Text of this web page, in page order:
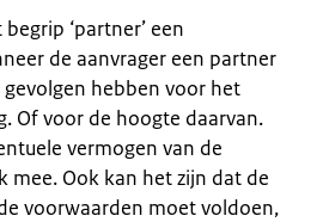
‘partner’ een
de aanvrager een partner
hebben voor het
Of voor de hoogte daarvan.
vermogen van de
mee. Ook kan het zijn dat de
voorwaarden moet voldoen,